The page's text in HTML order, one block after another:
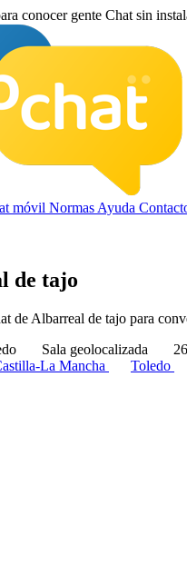
conocer gente Chat sin
móvil Normas Ayuda
de tajo
de Albarreal de tajo para
Sala geolocalizada
La Mancha Toledo